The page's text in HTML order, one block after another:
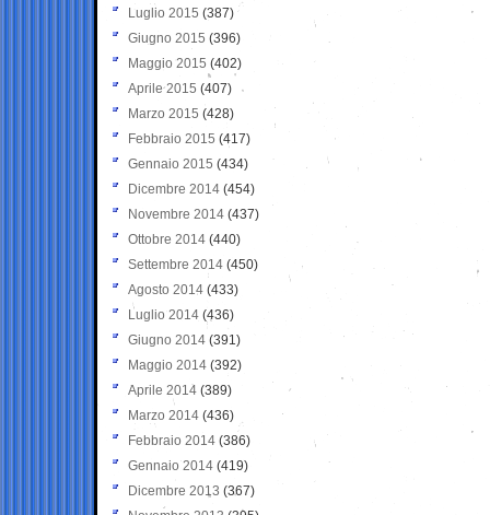
Luglio 2015 (387)
Giugno 2015 (396)
Maggio 2015 (402)
Aprile 2015 (407)
Marzo 2015 (428)
Febbraio 2015 (417)
Gennaio 2015 (434)
Dicembre 2014 (454)
Novembre 2014 (437)
Ottobre 2014 (440)
Settembre 2014 (450)
Agosto 2014 (433)
Luglio 2014 (436)
Giugno 2014 (391)
Maggio 2014 (392)
Aprile 2014 (389)
Marzo 2014 (436)
Febbraio 2014 (386)
Gennaio 2014 (419)
Dicembre 2013 (367)